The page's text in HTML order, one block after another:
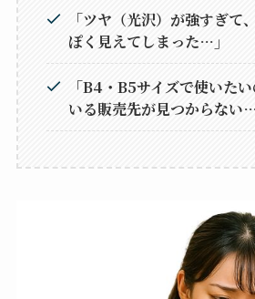
「ツヤ（光沢）が強すぎて
ぽく見えてしまった…」
「B4・B5サイズで使いた
いる販売先が見つからない…